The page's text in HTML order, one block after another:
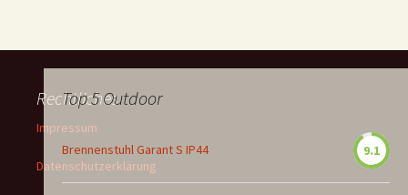
Top 5 Outdoor
Brennenstuhl Garant S IP44 9.1
Rechtliches
Impressum
Datenschutzerklärung